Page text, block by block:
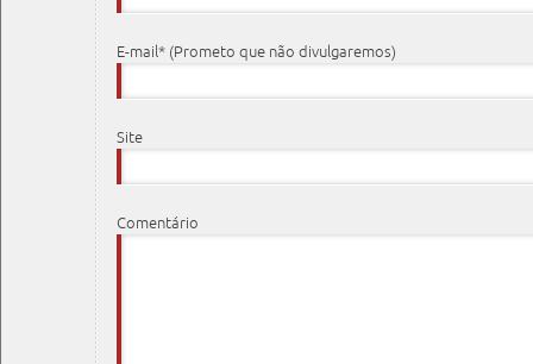
E-mail* (Prometo que não divulgaremos)
Site
Comentário